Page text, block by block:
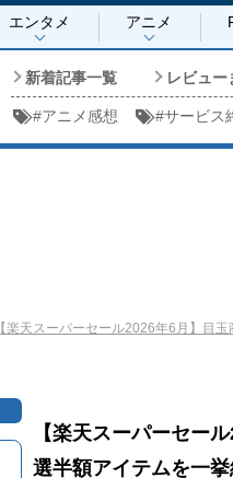
エンタメ アニメ
新着記事一覧 レビュー
#アニメ感想 #サービス
【楽天スーパーセール2026年6月】目
【楽天スーパーセー
選半額アイテムを一挙